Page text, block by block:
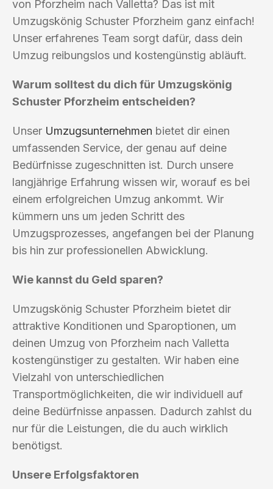
von Pforzheim nach Valletta? Das ist mit
Umzugskönig Schuster Pforzheim ganz einfach!
Unser erfahrenes Team sorgt dafür, dass dein
Umzug reibungslos und kostengünstig abläuft.
Warum solltest du dich für Umzugskönig
Schuster Pforzheim entscheiden?
Unser Umzugsunternehmen bietet dir einen
umfassenden Service, der genau auf deine
Bedürfnisse zugeschnitten ist. Durch unsere
langjährige Erfahrung wissen wir, worauf es bei
einem erfolgreichen Umzug ankommt. Wir
kümmern uns um jeden Schritt des
Umzugsprozesses, angefangen bei der Planung
bis hin zur professionellen Abwicklung.
Wie kannst du Geld sparen?
Umzugskönig Schuster Pforzheim bietet dir
attraktive Konditionen und Sparoptionen, um
deinen Umzug von Pforzheim nach Valletta
kostengünstiger zu gestalten. Wir haben eine
Vielzahl von unterschiedlichen
Transportmöglichkeiten, die wir individuell auf
deine Bedürfnisse anpassen. Dadurch zahlst du
nur für die Leistungen, die du auch wirklich
benötigst.
Unsere Erfolgsfaktoren